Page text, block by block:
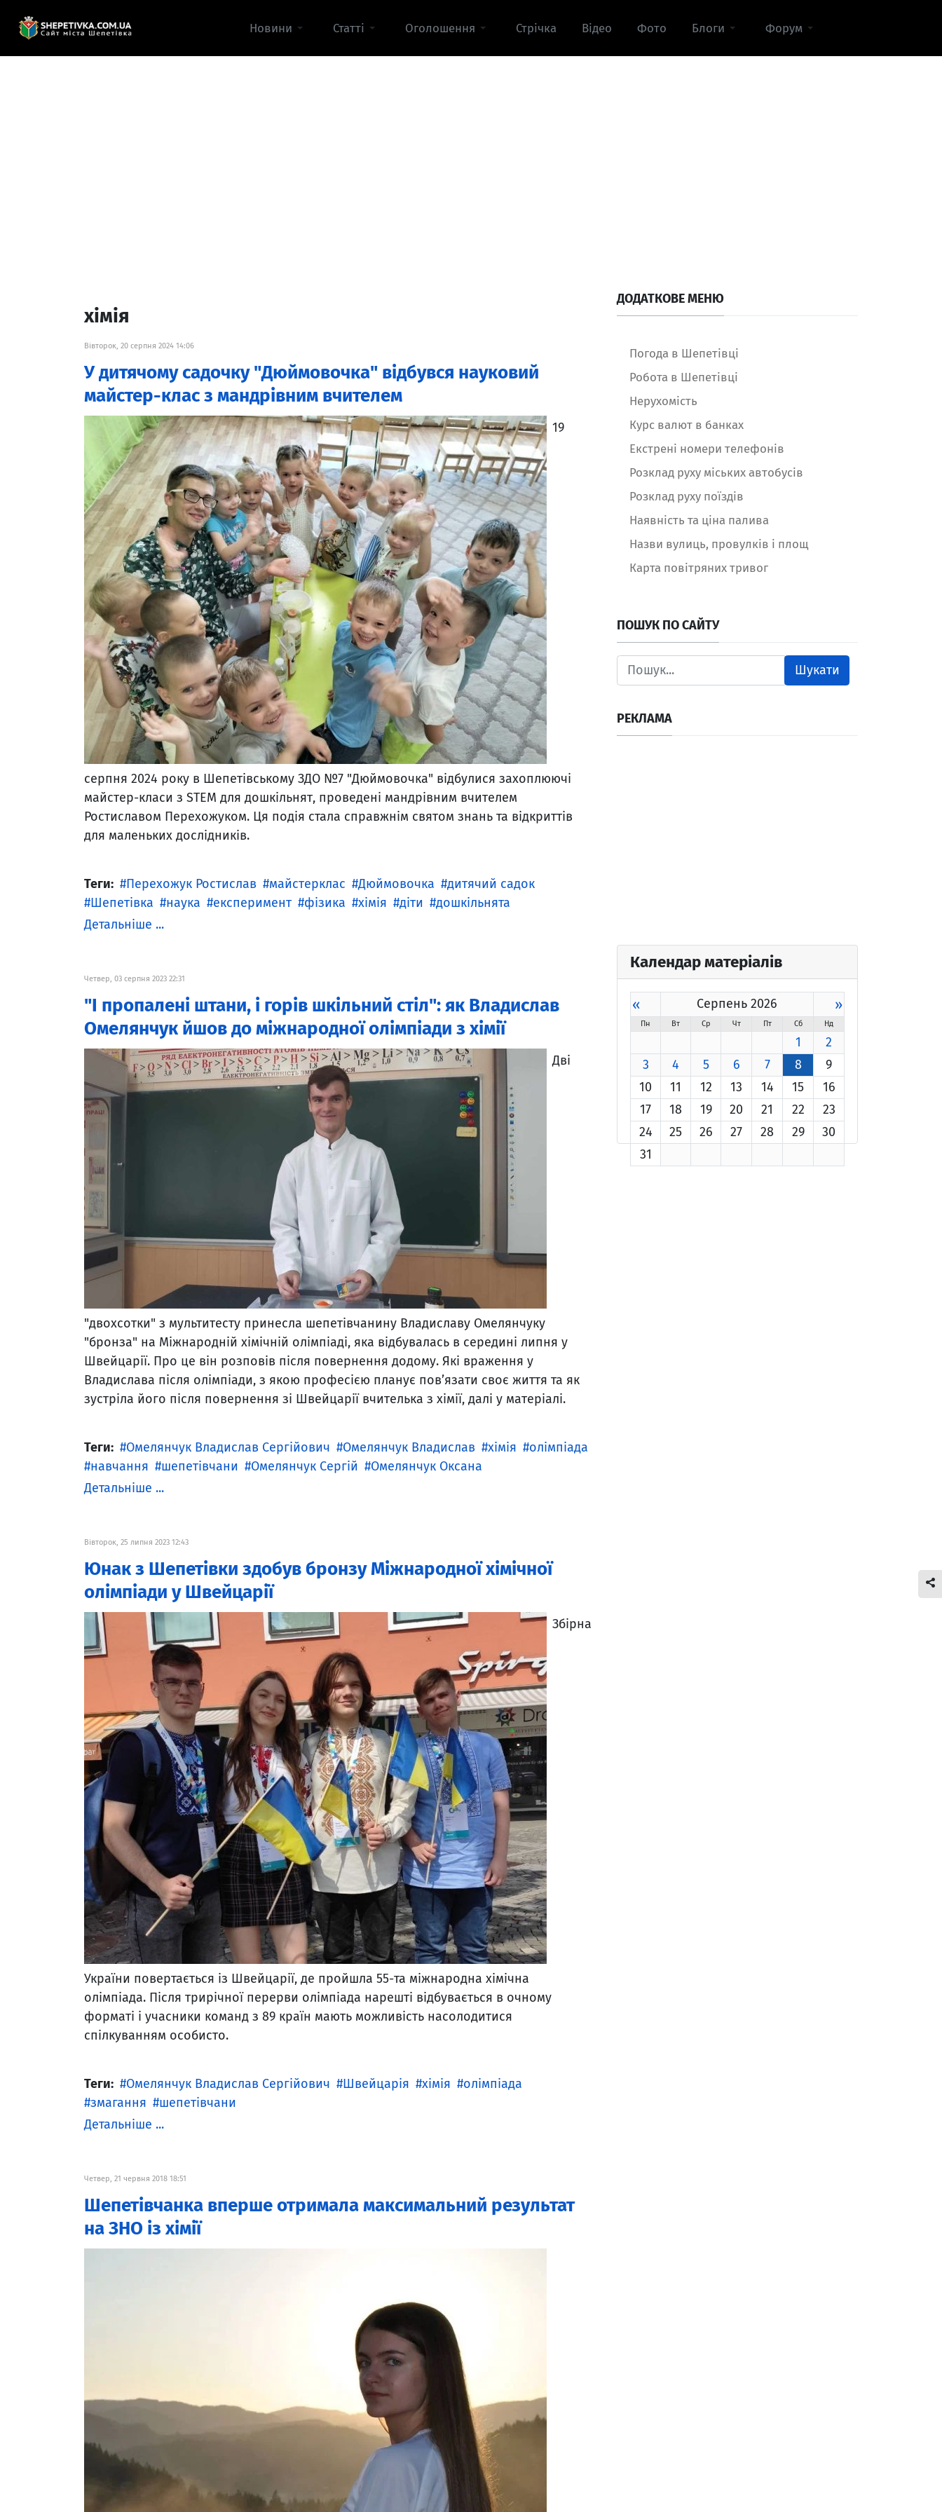
Новини Статті Оголошення Стрічка Відео Фото Блоги Форум
хімія
Вівторок, 20 серпня 2024 14:06
У дитячому садочку "Дюймовочка" відбувся науковий
майстер-клас з мандрівним вчителем
19
серпня 2024 року в Шепетівському ЗДО №7 "Дюймовочка" відбулися захоплюючі
майстер-класи з STEM для дошкільнят, проведені мандрівним вчителем
Ростиславом Перехожуком. Ця подія стала справжнім святом знань та відкриттів
для маленьких дослідників.
Теги: Перехожук Ростислав майстерклас Дюймовочка
дитячий садок
Шепетівка
наука експеримент фізика хімія діти
дошкільнята
Детальніше ...
Четвер, 03 серпня 2023 22:31
"І пропалені штани, і горів шкільний стіл": як Владислав
Омелянчук йшов до міжнародної олімпіади з хімії
Дві
"двохсотки" з мультитесту принесла шепетівчанину Владиславу Омелянчуку
"бронза" на Міжнародній хімічній олімпіаді, яка відбувалась в середині липня у
Швейцарії. Про це він розповів після повернення додому. Які враження у
Владислава після олімпіади, з якою професією планує пов’язати своє життя та як
зустріла його після повернення зі Швейцарії вчителька з хімії, далі у матеріалі.
Теги: Омелянчук Владислав Сергійович Омелянчук Владислав хімія
олімпіада
навчання
шепетівчани Омелянчук Сергій
Омелянчук Оксана
Детальніше ...
Вівторок, 25 липня 2023 12:43
Юнак з Шепетівки здобув бронзу Міжнародної хімічної
олімпіади у Швейцарії
Збірна
України повертається із Швейцарії, де пройшла 55-та міжнародна хімічна
олімпіада. Після трирічної перерви олімпіада нарешті відбувається в очному
форматі і учасники команд з 89 країн мають можливість насолодитися
спілкуванням особисто.
Теги: Омелянчук Владислав Сергійович Швейцарія хімія
олімпіада
змагання
шепетівчани
Детальніше ...
Четвер, 21 червня 2018 18:51
Шепетівчанка вперше отримала максимальний результат
на ЗНО із хімії
ДОДАТКОВЕ МЕНЮ
Погода в Шепетівці
Робота в Шепетівці
Нерухомість
Курс валют в банках
Екстрені номери телефонів
Розклад руху міських автобусів
Розклад руху поїздів
Наявність та ціна палива
Назви вулиць, провулків і площ
Карта повітряних тривог
ПОШУК ПО САЙТУ
Шукати
РЕКЛАМА
Календар матеріалів
« Серпень 2026 »
Пн Вт Ср Чт Пт Сб Нд
1
2
3
4 5 6 7 8
9
10
11 12 13 14 15
16
17
18 19 20 21 22
23
24
25 26 27 28 29
30
31